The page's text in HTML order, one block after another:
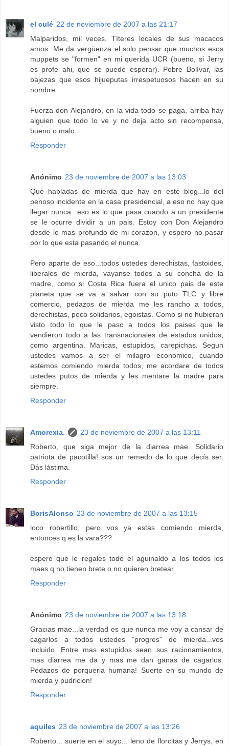
el culé 22 de noviembre de 2007 a las 21:17
Malparidos, mil veces. Títeres locales de sus macacos
amos. Me da vergüenza el solo pensar que muchos esos
muppets se "formen" en mi querida UCR (bueno, si Jerry
es profe ahi, que se puede esperar). Pobre Bolívar, las
bajezas que esos hijueputas irrespetuosos hacen en su
nombre.
Fuerza don Alejandro, en la vida todo se paga, arriba hay
alguien que todo lo ve y no deja acto sin recompensa,
bueno o malo
Responder
Anónimo 23 de noviembre de 2007 a las 13:03
Que habladas de mierda que hay en este blog...lo del
penoso incidente en la casa presidencial, a eso no hay que
llegar nunca...eso es lo que pasa cuando a un presidente
se le ocurre dividir a un pais. Estoy con Don Alejandro
desde lo mas profundo de mi corazon, y espero no pasar
por lo que esta pasando el nunca.
Pero aparte de eso...todos ustedes derechistas, fastoides,
liberales de mierda, vayanse todos a su concha de la
madre, como si Costa Rica fuera el unico pais de este
planeta que se va a salvar con su puto TLC y libre
comercio, pedazos de mierda me les rancho a todos,
derechistas, poco solidarios, egoistas. Como si no hubieran
visto todo lo que le paso a todos los paises que le
vendieron todo a las transnacionales de estados unidos,
como argentina. Maricas, estupidos, carepichas. Segun
ustedes vamos a ser el milagro economico, cuando
estemos comiendo mierda todos, me acordare de todos
ustedes putos de mierda y les mentare la madre para
siempre.
Responder
Amorexia.
23 de noviembre de 2007 a las 13:11
Roberto, que siga mejor de la diarrea mae. Solidario
patriota de pacotilla! sos un remedo de lo que decís ser.
Dás lástima.
Responder
BorisAlonso 23 de noviembre de 2007 a las 13:15
loco robertillo, pero vos ya estas comiendo mierda,
entonces q es la vara???
espero que le regales todo el aguinaldo a los todos los
maes q no tienen brete o no quieren bretear
Responder
Anónimo 23 de noviembre de 2007 a las 13:18
Gracias mae...la verdad es que nunca me voy a cansar de
cagarlos a todos ustedes "progres" de mierda...vos
incluido. Entre mas estupidos sean sus racionamientos,
mas diarrea me da y mas me dan ganas de cagarlos.
Pedazos de porqueria humana! Suerte en su mundo de
mierda y pudricion!
Responder
aquiles 23 de noviembre de 2007 a las 13:26
Roberto... suerte en el suyo... leno de florcitas y Jerrys, en